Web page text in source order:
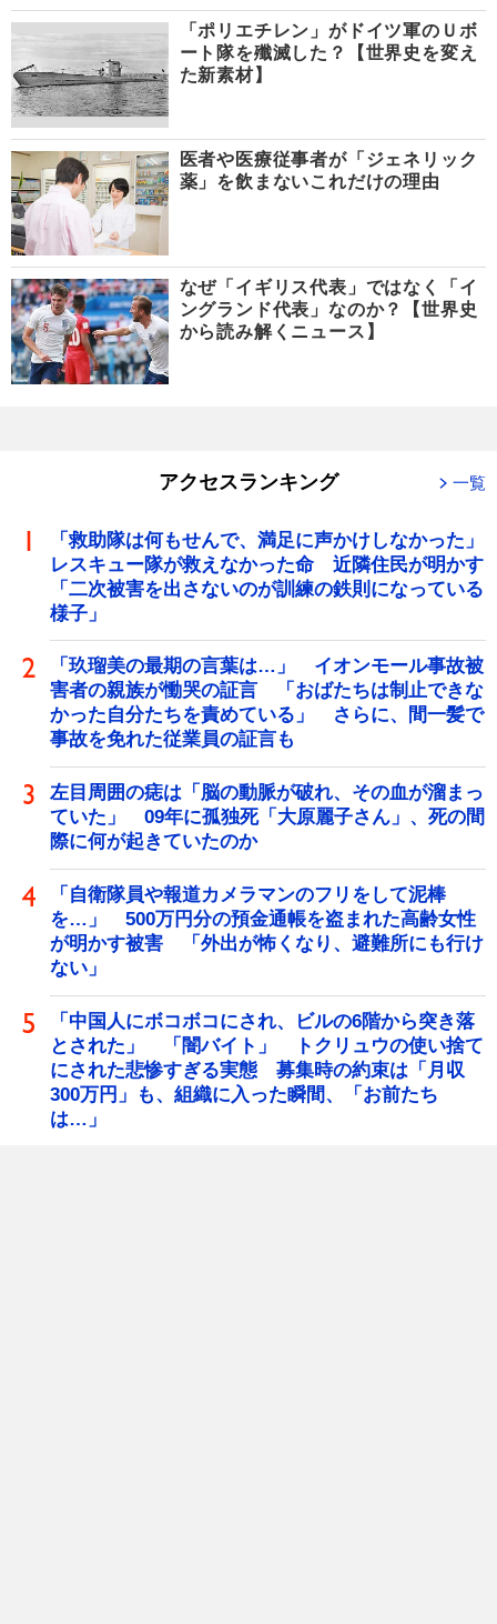
「ポリエチレン」がドイツ軍のＵボ
ート隊を殲滅した？【世界史を変え
た新素材】
医者や医療従事者が「ジェネリック
薬」を飲まないこれだけの理由
なぜ「イギリス代表」ではなく「イ
ングランド代表」なのか？【世界史
から読み解くニュース】
アクセスランキング 一覧
「救助隊は何もせんで、満足に声かけしなかった」
レスキュー隊が救えなかった命 近隣住民が明かす
「二次被害を出さないのが訓練の鉄則になっている
様子」
「玖瑠美の最期の言葉は…」 イオンモール事故被
害者の親族が慟哭の証言 「おばたちは制止できな
かった自分たちを責めている」 さらに、間一髪で
事故を免れた従業員の証言も
左目周囲の痣は「脳の動脈が破れ、その血が溜まっ
ていた」 09年に孤独死「大原麗子さん」、死の間
際に何が起きていたのか
「自衛隊員や報道カメラマンのフリをして泥棒
を…」 500万円分の預金通帳を盗まれた高齢女性
が明かす被害 「外出が怖くなり、避難所にも行け
ない」
「中国人にボコボコにされ、ビルの6階から突き落
とされた」 「闇バイト」 トクリュウの使い捨て
にされた悲惨すぎる実態 募集時の約束は「月収
300万円」も、組織に入った瞬間、「お前たち
は…」